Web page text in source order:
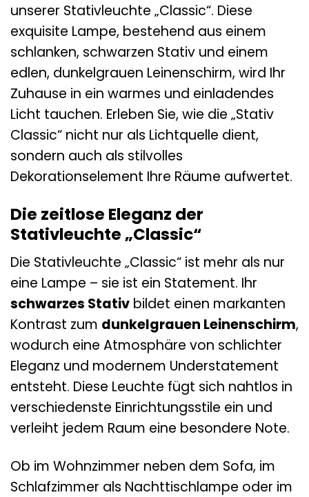
unserer Stativleuchte „Classic“. Diese
exquisite Lampe, bestehend aus einem
schlanken, schwarzen Stativ und einem
edlen, dunkelgrauen Leinenschirm, wird Ihr
Zuhause in ein warmes und einladendes
Licht tauchen. Erleben Sie, wie die „Stativ
Classic“ nicht nur als Lichtquelle dient,
sondern auch als stilvolles
Dekorationselement Ihre Räume aufwertet.
Die zeitlose Eleganz der
Stativleuchte „Classic“
Die Stativleuchte „Classic“ ist mehr als nur
eine Lampe – sie ist ein Statement. Ihr
schwarzes Stativ bildet einen markanten
Kontrast zum dunkelgrauen Leinenschirm,
wodurch eine Atmosphäre von schlichter
Eleganz und modernem Understatement
entsteht. Diese Leuchte fügt sich nahtlos in
verschiedenste Einrichtungsstile ein und
verleiht jedem Raum eine besondere Note.
Ob im Wohnzimmer neben dem Sofa, im
Schlafzimmer als Nachttischlampe oder im